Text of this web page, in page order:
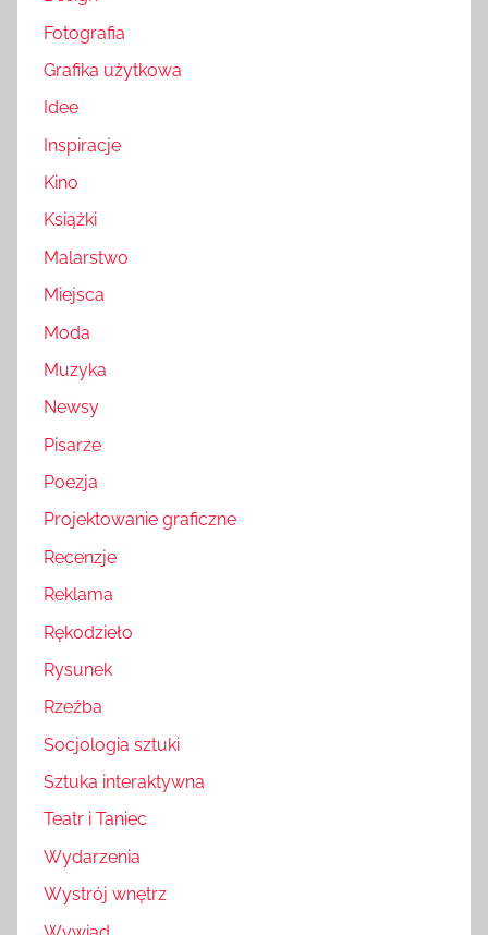
Fotografia
Grafika użytkowa
Idee
Inspiracje
Kino
Książki
Malarstwo
Miejsca
Moda
Muzyka
Newsy
Pisarze
Poezja
Projektowanie graficzne
Recenzje
Reklama
Rękodzieło
Rysunek
Rzeźba
Socjologia sztuki
Sztuka interaktywna
Teatr i Taniec
Wydarzenia
Wystrój wnętrz